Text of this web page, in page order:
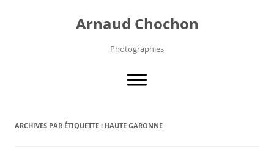
Arnaud Chochon
Photographies
ARCHIVES PAR ÉTIQUETTE : HAUTE GARONNE